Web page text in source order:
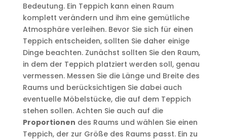
Bedeutung. Ein Teppich kann einen Raum
komplett verändern und ihm eine gemütliche
Atmosphäre verleihen. Bevor Sie sich für einen
Teppich entscheiden, sollten Sie daher einige
Dinge beachten. Zunächst sollten Sie den Raum,
in dem der Teppich platziert werden soll, genau
vermessen. Messen Sie die Länge und Breite des
Raums und berücksichtigen Sie dabei auch
eventuelle Möbelstücke, die auf dem Teppich
stehen sollen. Achten Sie auch auf die
Proportionen des Raums und wählen Sie einen
Teppich, der zur Größe des Raums passt. Ein zu